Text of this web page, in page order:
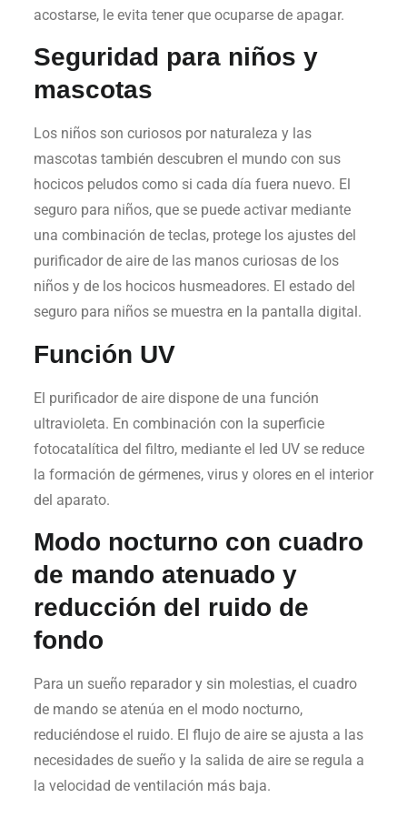
acostarse, le evita tener que ocuparse de apagar.
Seguridad para niños y
mascotas
Los niños son curiosos por naturaleza y las
mascotas también descubren el mundo con sus
hocicos peludos como si cada día fuera nuevo. El
seguro para niños, que se puede activar mediante
una combinación de teclas, protege los ajustes del
purificador de aire de las manos curiosas de los
niños y de los hocicos husmeadores. El estado del
seguro para niños se muestra en la pantalla digital.
Función UV
El purificador de aire dispone de una función
ultravioleta. En combinación con la superficie
fotocatalítica del filtro, mediante el led UV se reduce
la formación de gérmenes, virus y olores en el interior
del aparato.
Modo nocturno con cuadro
de mando atenuado y
reducción del ruido de
fondo
Para un sueño reparador y sin molestias, el cuadro
de mando se atenúa en el modo nocturno,
reduciéndose el ruido. El flujo de aire se ajusta a las
necesidades de sueño y la salida de aire se regula a
la velocidad de ventilación más baja.